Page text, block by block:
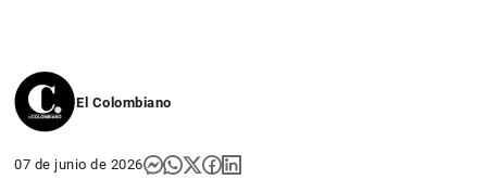
El Colombiano
07 de junio de 2026